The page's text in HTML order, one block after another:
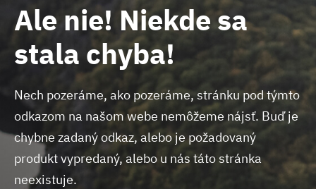
Ale nie! Niekde sa
stala chyba!
Nech pozeráme, ako pozeráme, stránku pod týmto
odkazom na našom webe nemôžeme nájsť. Buď je
chybne zadaný odkaz, alebo je požadovaný
produkt vypredaný, alebo u nás táto stránka
neexistuje.